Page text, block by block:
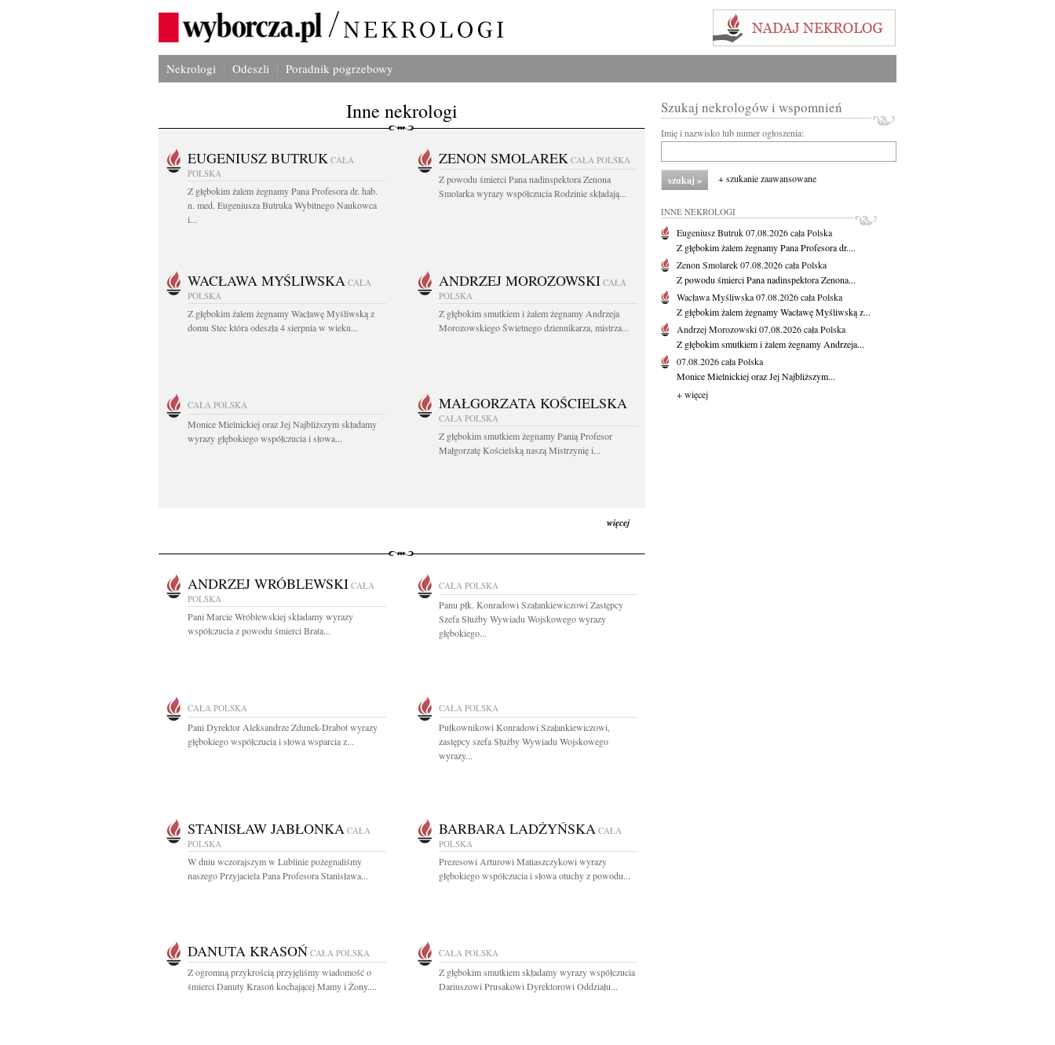
Nekrologi Odeszli Poradnik pogrzebowy
Inne nekrologi
EUGENIUSZ BUTRUK CAŁA
POLSKA
Z głębokim żalem żegnamy Pana Profesora dr. hab.
n. med. Eugeniusza Butruka Wybitnego Naukowca
i...
ZENON SMOLAREK CAŁA POLSKA
Z powodu śmierci Pana nadinspektora Zenona
Smolarka wyrazy współczucia Rodzinie składają...
WACŁAWA MYŚLIWSKA CAŁA
POLSKA
Z głębokim żalem żegnamy Wacławę Myśliwską z
domu Stec która odeszła 4 sierpnia w wieku...
ANDRZEJ MOROZOWSKI CAŁA
POLSKA
Z głębokim smutkiem i żalem żegnamy Andrzeja
Morozowskiego Świetnego dziennikarza, mistrza...
CAŁA POLSKA
Monice Mielnickiej oraz Jej Najbliższym składamy
wyrazy głębokiego współczucia i słowa...
MAŁGORZATA KOŚCIELSKA
CAŁA POLSKA
Z głębokim smutkiem żegnamy Panią Profesor
Małgorzatę Kościelską naszą Mistrzynię i...
więcej
ANDRZEJ WRÓBLEWSKI CAŁA
POLSKA
Pani Marcie Wróblewskiej składamy wyrazy
współczucia z powodu śmierci Brata...
CAŁA POLSKA
Panu płk. Konradowi Szałankiewiczowi Zastępcy
Szefa Służby Wywiadu Wojskowego wyrazy
głębokiego...
CAŁA POLSKA
Pani Dyrektor Aleksandrze Zdunek-Drabot wyrazy
głębokiego współczucia i słowa wsparcia z...
CAŁA POLSKA
Pułkownikowi Konradowi Szałankiewiczowi,
zastępcy szefa Służby Wywiadu Wojskowego
wyrazy...
STANISŁAW JABŁONKA CAŁA
POLSKA
W dniu wczorajszym w Lublinie pożegnaliśmy
naszego Przyjaciela Pana Profesora Stanisława...
BARBARA LADŻYŃSKA CAŁA
POLSKA
Prezesowi Arturowi Matiaszczykowi wyrazy
głębokiego współczucia i słowa otuchy z powodu...
DANUTA KRASOŃ CAŁA POLSKA
Z ogromną przykrością przyjęliśmy wiadomość o
śmierci Danuty Krasoń kochającej Mamy i Żony....
CAŁA POLSKA
Z głębokim smutkiem składamy wyrazy współczucia
Dariuszowi Prusakowi Dyrektorowi Oddziału...
Szukaj nekrologów i wspomnień
Imię i nazwisko lub numer ogłoszenia:
+ szukanie zaawansowane
INNE NEKROLOGI
Eugeniusz Butruk07.08.2026cała Polska
Z głębokim żalem żegnamy Pana Profesora dr....
Zenon Smolarek07.08.2026cała Polska
Z powodu śmierci Pana nadinspektora Zenona...
Wacława Myśliwska07.08.2026cała Polska
Z głębokim żalem żegnamy Wacławę Myśliwską z...
Andrzej Morozowski07.08.2026cała Polska
Z głębokim smutkiem i żalem żegnamy Andrzeja...
07.08.2026cała Polska
Monice Mielnickiej oraz Jej Najbliższym...
+ więcej